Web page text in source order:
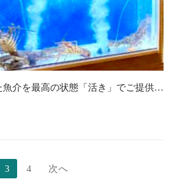
魚介を最高の状態「活き」でご提供…
3 4 次へ